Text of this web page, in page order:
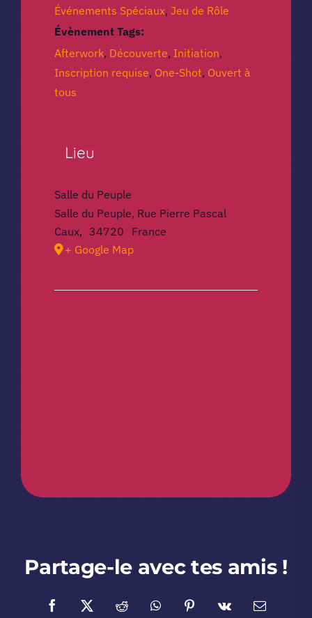
Événements Spéciaux, Jeu de Rôle
Évènement Tags:
Afterwork, Découverte, Initiation,
Inscription requise, One-Shot, Ouvert à
tous
Lieu
Salle du Peuple
Salle du Peuple, Rue Pierre Pascal
Caux, 34720
France
+ Google Map
Partage-le avec tes amis !
Facebook
X RedditWhatsAppPinterest
Vk Email